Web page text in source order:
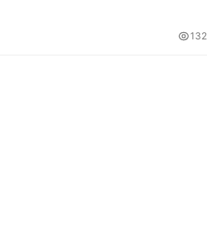
132